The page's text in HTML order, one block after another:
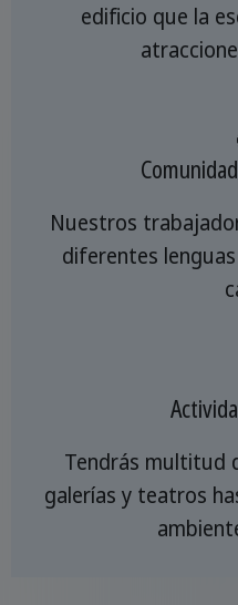
edificio que la
Nuestros
diferentes
Tendrás multitud
galerías y teatros